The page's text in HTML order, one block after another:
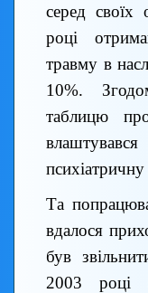
серед
році
травму в
10%.
таблицю
Та
вдалося
був
2003 році